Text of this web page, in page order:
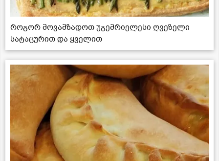
როგორ მოვამზადოთ უგემრიელესი ღვეზელი
სატაცურით და ყველით